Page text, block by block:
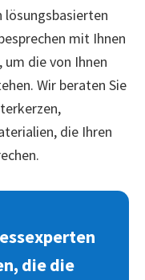
lösungsbasierten
mit Ihnen
, um die von Ihnen
Wir beraten Sie
die Ihren
die die